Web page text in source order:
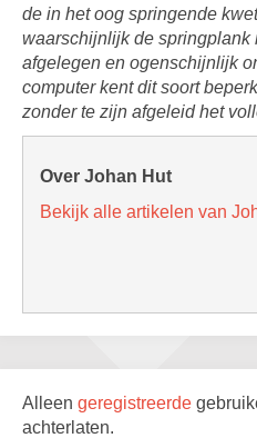
de in het oog springende
waarschijnlijk de springplank
afgelegen en ogenschijnlijk
computer kent dit soort
zonder te zijn afgeleid het
Over Johan Hut
Bekijk alle artikelen van
Alleen geregistreerde
achterlaten.